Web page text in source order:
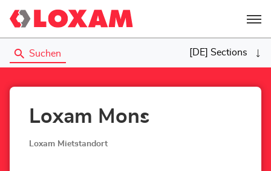
Menü
Suchen [DE] Sections
Loxam Mons
Loxam Mietstandort